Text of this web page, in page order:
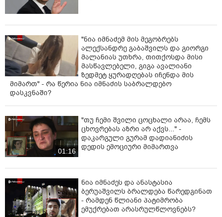
"ნია იმნაძემ მის მეგობრებს
ალექსანდრე გაბაშვილს და გიორგი
მალანიას უთხრა, თითქოსდა მისი
მასწავლებელი, გიგა ავალიანი
ზედმეტ ყურადღებას იჩენდა მის
მიმართ" - რა წერია ნია იმნაძის საბრალდებო
დასკვნაში?
01:16
"თუ ჩემი შვილი ცოცხალი არაა, ჩემს
ცხოვრებას აზრი არ აქვს..." -
დაკარგული გურამ დადიანიძის
დედის ემოციური მიმართვა
ნია იმნაძეს და ანასტასია
ბერუაშვილს ბრალდება წარედგინათ
- რამდენ წლიანი პატიმრობა
ემუქრებათ არასრულწლოვნებს?